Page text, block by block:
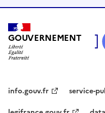
GOUVERNEMENT
info.gouv.fr
service-